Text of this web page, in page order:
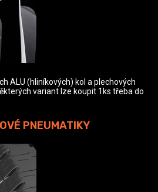
ALU (hliníkových) kol a plechových
variant lze koupit 1ks třeba do
PNEUMATIKY